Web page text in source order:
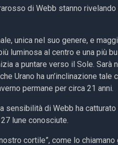
di Webb stanno
unica nel suo genere, e
luminosa al centro e una più
a puntare verso il Sole.
Urano ha un’inclinazione tale
permane per circa 21 anni.
sensibilità di Webb ha
lune conosciute.
cortile”, come lo